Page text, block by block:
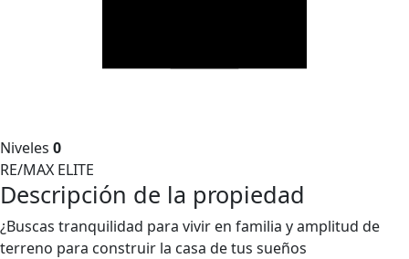
Niveles 0
RE/MAX ELITE
Descripción de la propiedad
¿Buscas tranquilidad para vivir en familia y amplitud de
terreno para construir la casa de tus sueños